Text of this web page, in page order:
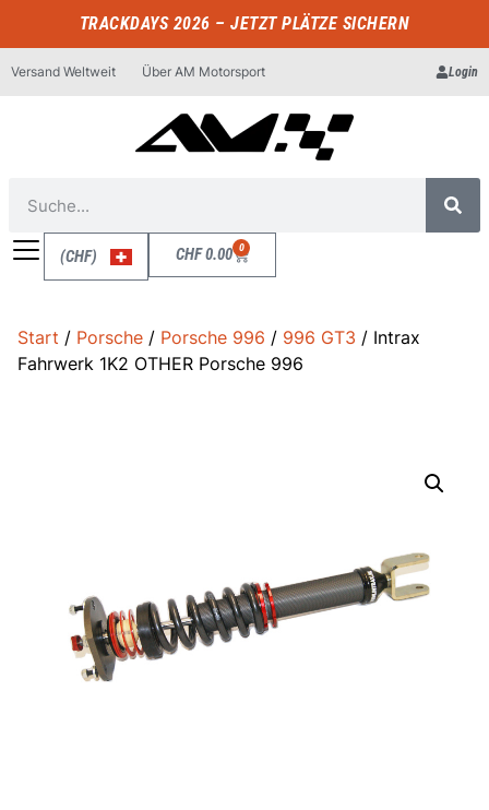
TRACKDAYS 2026 – JETZT PLÄTZE SICHERN
Versand Weltweit Über AM Motorsport Login
(CHF) CHF0.00 0
Start / Porsche / Porsche 996 / 996 GT3 / Intrax
Fahrwerk 1K2 OTHER Porsche 996